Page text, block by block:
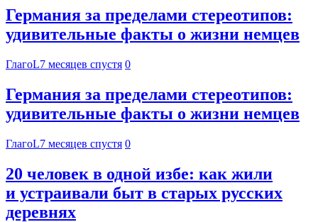
Германия за пределами стереотипов:
удивительные факты о жизни немцев
ГлагоL7 месяцев спустя 0
Германия за пределами стереотипов:
удивительные факты о жизни немцев
ГлагоL7 месяцев спустя 0
20 человек в одной избе: как жили
и устраивали быт в старых русских
деревнях